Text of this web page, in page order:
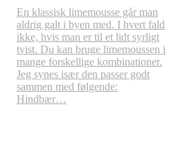
En klassisk limemousse går man
aldrig galt i byen med. I hvert fald
ikke, hvis man er til et lidt syrligt
tvist. Du kan bruge limemoussen i
mange forskellige kombinationer.
Jeg synes især den passer godt
sammen med følgende:
Hindbær…